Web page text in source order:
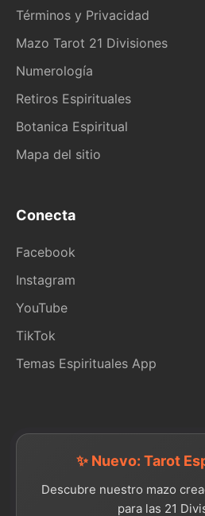
Términos y Privacidad
Mazo Tarot 21 Divisiones
Numerología
Retiros Espirituales
Botanica Espiritual
Mapa del sitio
Conecta
Facebook
Instagram
YouTube
TikTok
Temas Espirituales App
✨ Nuevo: Tarot
Descubre nuestro mazo
para las 21